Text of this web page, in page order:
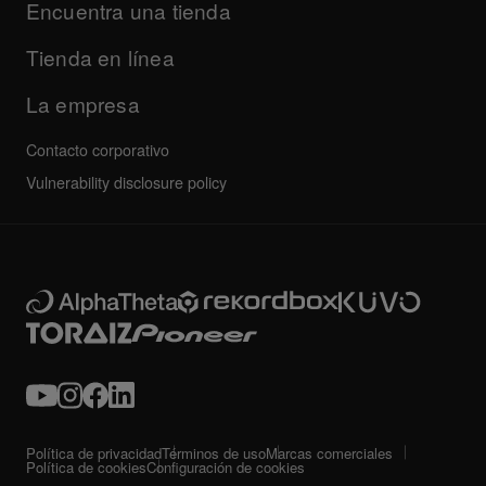
Preguntas frecuentes
Servicio, reparación, garantía
Empresa
Otros
Todas las noticias
Encuentra una tienda
Tienda en línea
La empresa
Contacto corporativo
Vulnerability disclosure policy
Política de privacidadTérminos de usoMarcas comerciales
Política de cookiesConfiguración de cookies